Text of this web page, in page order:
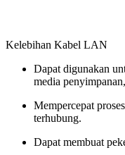
Kelebihan Kabel LAN
Dapat digunakan
media
Mempercepat
terhubung.
Dapat membuat